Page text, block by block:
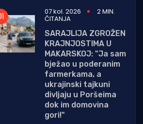
07 kol. 2026 2 MIN.
ČITANJA
SARAJLIJA ZGROŽEN
KRAJNJOSTIMA U
MAKARSKOJ: "Ja sam
bježao u poderanim
farmerkama, a
ukrajinski tajkuni
divljaju u Poršeima
dok im domovina
gori!"